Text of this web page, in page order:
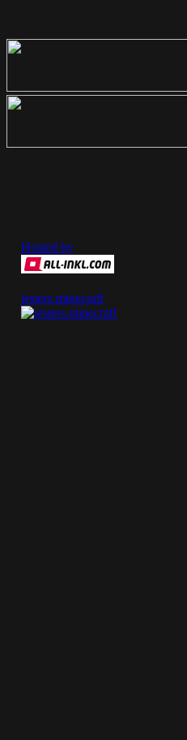
Hosted by
jesters.minecraft